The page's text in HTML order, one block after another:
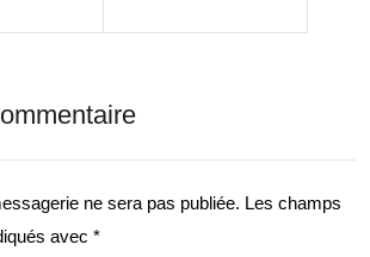
Cart
aphi
e
Tou
risti
: Le
Spo
rtif
de
ne sera pas publiée. Les champs
avec *